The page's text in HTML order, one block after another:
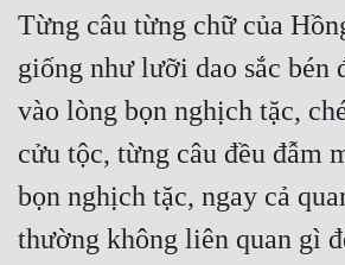
Linh Dị
Làm Giàu
Lịch Sử
Mưu Mô
Mạt Thế
Mỹ Thực
Từng câu từng chữ của
giống như lưỡi dao sắc bén
vào lòng bọn nghịch tặc,
cửu tộc, từng câu đều đẫm
bọn nghịch tặc, ngay cả
thường không liên quan gì